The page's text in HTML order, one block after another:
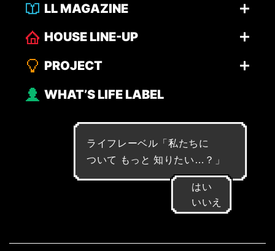
LL MAGAZINE
HOUSE LINE-UP
PROJECT
WHAT’S LIFE LABEL
ライフレーベル「私たち に
ついて も っ と 知 り た い … ？ 」
はい
いいえ